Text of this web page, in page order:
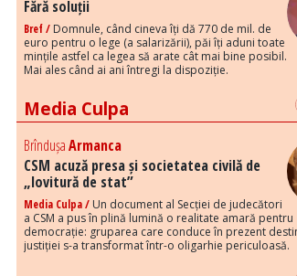
Fără soluții
Bref / Domnule, când cineva îți dă 770 de mil. de
euro pentru o lege (a salarizării), păi îți aduni toate
mințile astfel ca legea să arate cât mai bine posibil.
Mai ales când ai ani întregi la dispoziție.
Media Culpa
BrîndușaArmanca
CSM acuză presa și societatea civilă de
„lovitură de stat”
Media Culpa / Un document al Secției de judecători
a CSM a pus în plină lumină o realitate amară pentru
democrație: gruparea care conduce în prezent
justiției s-a transformat într-o oligarhie periculoasă.